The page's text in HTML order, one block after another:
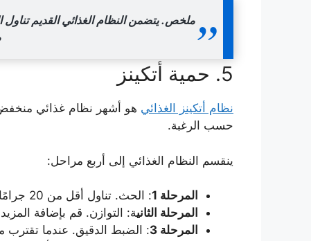
ملخص.يتضمن النظام الغذائي القديم
5. حمية أتكينز
نظام أتكينز الغذائي هو أشهر نظام غذائي منخفض
حسب الرغبة.
ينقسم النظام الغذائي إلى أربع مراحل:
المرحلة 1
: الحث. تناول أقل من 20 جرامًا من الكربوهيدرات يوميًا لمدة أسبوعين
المرحلة الثانية: التوازن. قم بإضافة
المرحلة 3
: الضبط الدقيق. عندما